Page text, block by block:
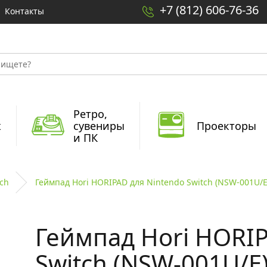
Контакты +7 (812) 606-76-36
Ретро,
сувениры
и ПК
Проекторы
Геймпад Hori HORIPAD для Nintendo Switch (NSW-001U/
Геймпад Hori